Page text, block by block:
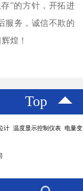
”的方针，开拓进
服务，诚信不欺的
煌！
Top
计 温度显示控制仪表 电量变